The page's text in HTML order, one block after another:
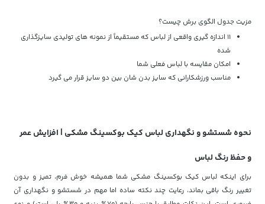
مزیت جدول الگوی برش چیست؟
۱۱ اندازه گیری واقعی از لباس که مستقیماً از نمونه های تولیدی سایزگذاری
شده
امکان مقایسه با لباس فعلی شما
مناسب ورزشکارانی که سایز بدن شان بین دو سایز قرار می گیرد
نحوه شستشو و نگهداری لباس کیک بوکسینگ مشکی | افزایش عمر
و حفظ رنگ لباس
برای اینکه لباس کیک بوکسینگ مشکی شما همیشه خوش فرم، تمیز و بدون
تغییر رنگ باقی بماند، رعایت چند نکته ساده اما مهم در شستشو و نگهداری آن